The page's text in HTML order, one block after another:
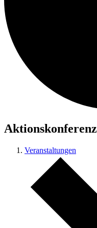
Aktionskonferenz
Veranstaltungen